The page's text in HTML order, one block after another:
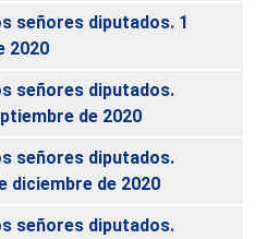
señores diputados. 1
2020
señores diputados.
de 2020
señores diputados.
diciembre de 2020
señores diputados.